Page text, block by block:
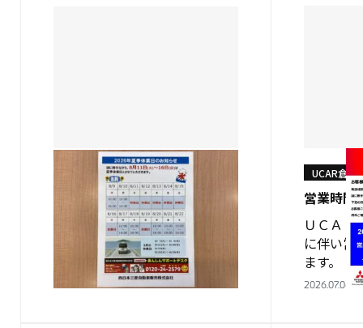
夏季休業日のお知らせ
UCAR倉敷
西日本三菱自動車販売 ＵＣＡ
Ｒ倉敷店です。 ８月11～16日
まで夏季休業日となります。 17
日から通常営業となりますので
2026.08.07
営業時間
UCAR倉敷
ＵＣＡ
に伴い営
ます。
（木） 開
2026.07.06